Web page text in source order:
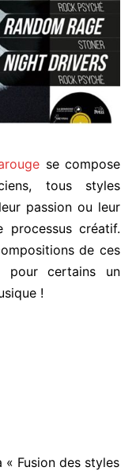
se compose
tous styles
passion ou leur
processus créatif.
de ces
pour certains un
!
Fusion des styles